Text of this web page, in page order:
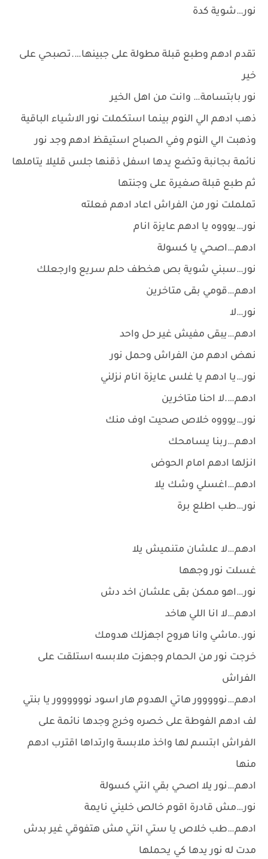
نور…شوية كدة
تقدم ادهم وطبع قبلة مطولة على جبينها….تصبحي على
خير
نور بابتسامة… وانت من اهل الخير
ذهب ادهم الي النوم بينما استكملت نور الاشياء الباقية
وذهبت الي النوم وفي الصباح استيقظ ادهم وجد نور
نائمة بجانبة وتضع يدها اسفل ذقنها جلس قليلا يتاملها
ثم طبع قبلة صغيرة على وجنتها
تململت نور من الفراش اعاد ادهم فعلته
نور…يوووه يا ادهم عايزة انام
ادهم…اصحي يا كسولة
نور…سبني شوية بص هخطف حلم سريع وارجعلك
ادهم…قومي بقى متاخرين
نور…لا
ادهم…يبقى مفيش غير حل واحد
نهض ادهم من الفراش وحمل نور
نور…يا ادهم يا غلس عايزة انام نزلني
ادهم….لا احنا متاخرين
نور…يوووه خلاص صحيت اوف منك
ادهم…ربنا يسامحك
انزلها ادهم امام الحوض
ادهم…اغسلي وشك يلا
نور…طب اطلع برة
ادهم…لا علشان متنميش يلا
غسلت نور وجهها
نور…اهو ممكن بقى علشان اخد دش
ادهم…لا انا اللي هاخد
نور..ماشي وانا هروح اجهزلك هدومك
خرجت نور من الحمام وجهزت ملابسه استلقت على
الفراش
ادهم…نووووور هاتي الهدوم هار اسود نوووووور يا بنتي
لف ادهم الفوطة على خصره وخرج وجدها نائمة على
الفراش ابتسم لها واخذ ملابسة وارتداها اقترب ادهم
منها
ادهم…نور يلا اصحي بقي انتي كسولة
نور…مش قادرة اقوم خالص خليني نايمة
ادهم…طب خلاص يا ستي انتي مش هتفوقي غير بدش
مدت له نور يدها كي يحملها